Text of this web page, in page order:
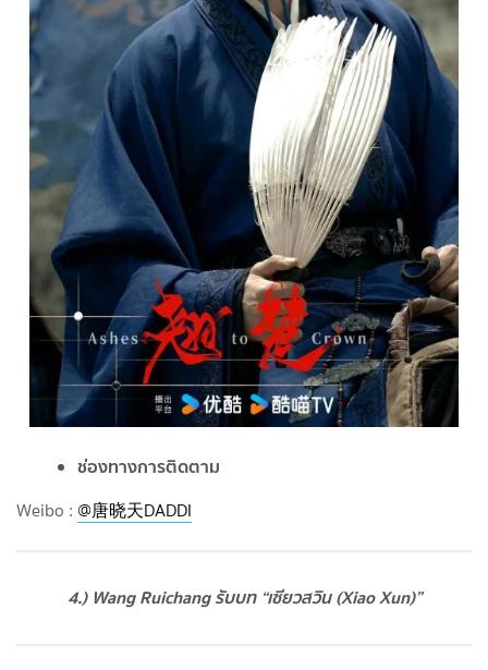
ช่องทางการติดตาม
Weibo : @唐晓天DADDI
4.) Wang Ruichang รับบท “เซียวสวิน(Xiao Xun)”